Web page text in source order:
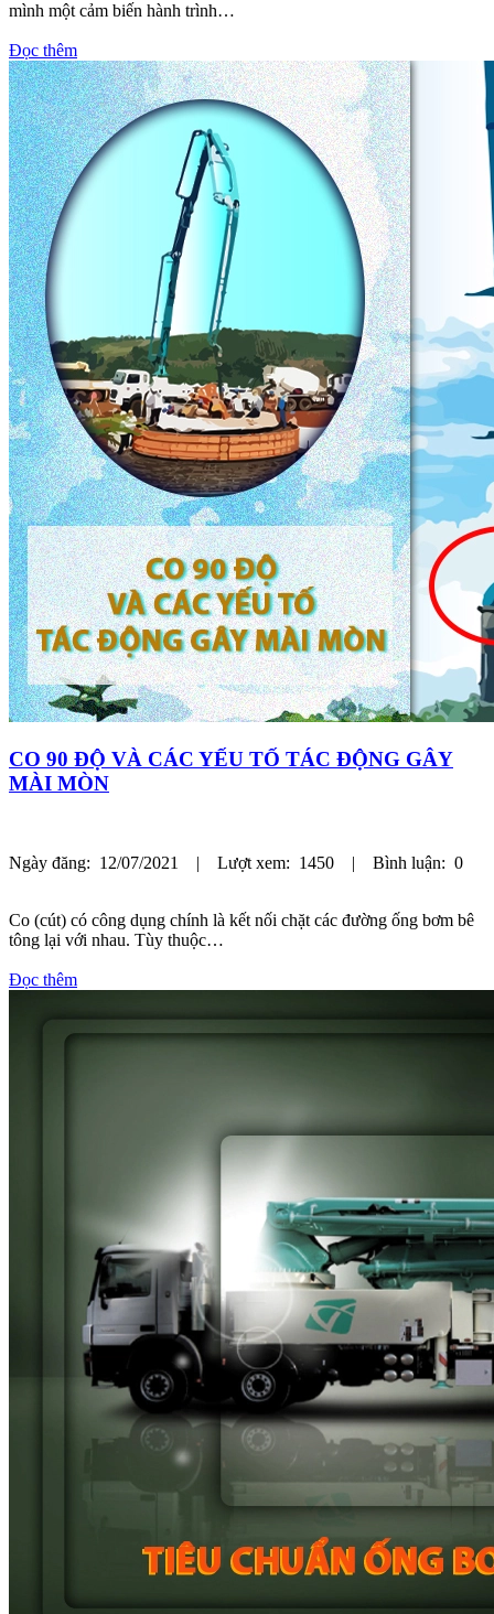
mình một cảm biến hành trình…
Đọc thêm
CO 90 ĐỘ VÀ CÁC YẾU TỐ TÁC ĐỘNG GÂY
MÀI MÒN
Ngày đăng: 12/07/2021 | Lượt xem: 1450 | Bình luận: 0
Co (cút) có công dụng chính là kết nối chặt các đường ống bơm bê
tông lại với nhau. Tùy thuộc…
Đọc thêm